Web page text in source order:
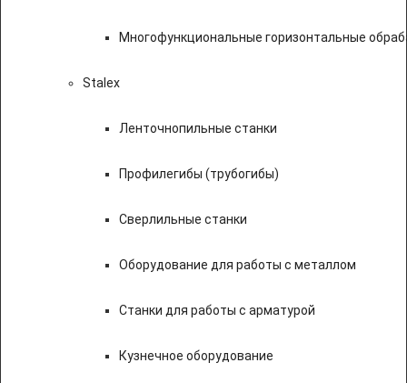
Многофункциональные горизонтальные
Stalex
Ленточнопильные станки
Профилегибы (трубогибы)
Сверлильные станки
Оборудование для работы с металлом
Станки для работы с арматурой
Кузнечное оборудование